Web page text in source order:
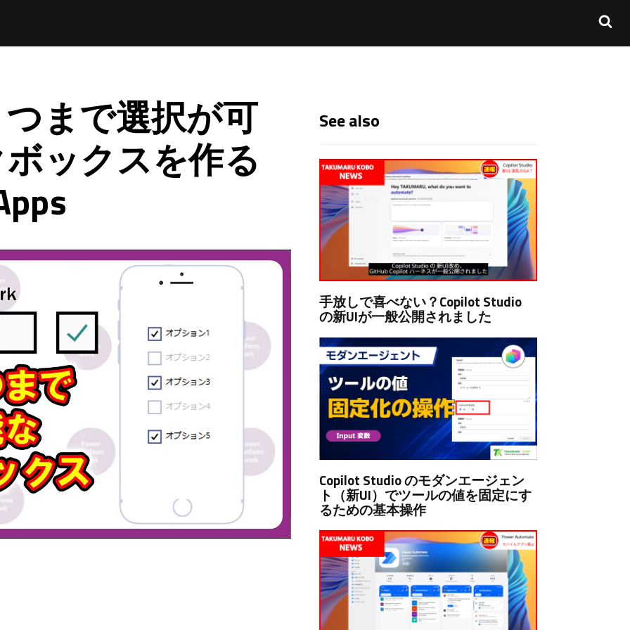
まで選択が可
ックスを作る
See also
手放しで喜べない？Copilot Studio
の新UIが一般公開されました
Copilot Studio のモダンエージェン
ト（新UI）でツールの値を固定にす
るための基本操作